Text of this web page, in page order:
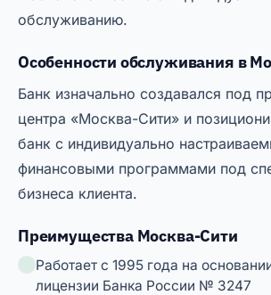
обслуживанию.
Особенности обслуживания в
Банк изначально создавался под
центра «Москва-Сити» и
банк с индивидуально
финансовыми программами под
бизнеса клиента.
Преимущества Москва-Сити
Работает с 1995 года на
лицензии Банка России № 3247